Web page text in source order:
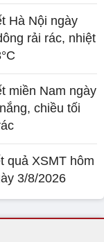
Hà Nội ngày
rải rác, nhiệt
miền Nam ngày
chiều tối
quả XSMT hôm
3/8/2026